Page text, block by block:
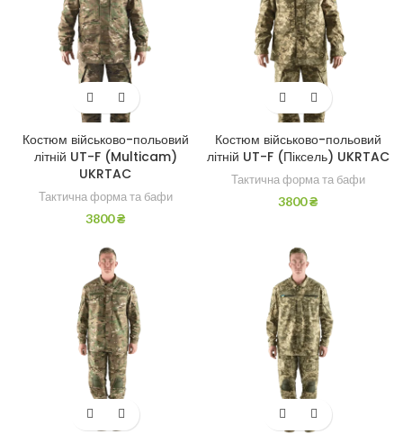
Костюм військово-польовий
літній UT-F (Multicam)
UKRTAC
Тактична форма та бафи
3800₴
Костюм військово-польовий
літній UT-F (Піксель) UKRTAC
Тактична форма та бафи
3800₴